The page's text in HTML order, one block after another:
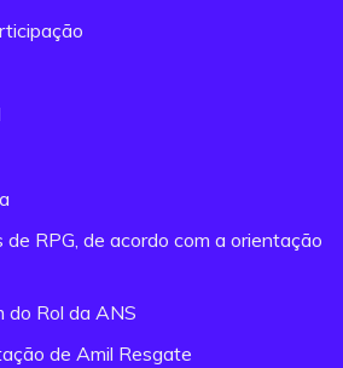
de RPG, de acordo com a orientação
do Rol da ANS
de Amil Resgate